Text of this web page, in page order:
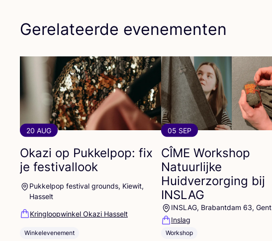
Gerelateerde evenementen
20 AUG
Okazi op Pukkelpop: fix
je festivallook
Pukkelpop festival grounds, Kiewit,
Hasselt
Kringloopwinkel Okazi Hasselt
Winkelevenement
05 SEP
CÎME Workshop
Natuurlijke
Huidverzorging bij
INSLAG
INSLAG, Brabantdam 63, Gent
Inslag
Workshop